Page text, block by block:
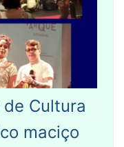
de Cultura
maciço